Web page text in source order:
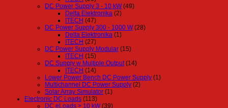
DC Power Supply 3 - 10 kW (49)
Delta Elektronika (2)
ITECH (47)
DC Power Supply 300 - 1000 W (28)
Delta Elektronika (1)
ITECH (27)
DC Power Supply Modular (15)
ITECH (15)
DC Supply w Multiple Output (14)
ITECH (14)
Lower Power Bench DC Power Supply (1)
Multichannel DC Power Supply (2)
Solar Array Simulator (1)
Electronic DC Loads (113)
DC eLoads > 10 kW (39)